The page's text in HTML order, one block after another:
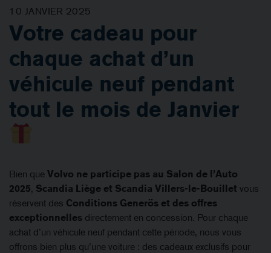
10 JANVIER 2025
Votre cadeau pour
chaque achat d’un
véhicule neuf pendant
tout le mois de Janvier
Bien que Volvo ne participe pas au Salon de l’Auto
2025, Scandia Liège et Scandia Villers-le-Bouillet vous
réservent des Conditions Generös et des offres
exceptionnelles directement en concession. Pour chaque
achat d’un véhicule neuf pendant cette période, nous vous
offrons bien plus qu’une voiture : des cadeaux exclusifs pour